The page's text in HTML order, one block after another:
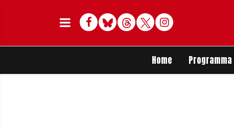
Facebook
BlueskyThreadsTwitterDelen op Whatsapp
Home Programma